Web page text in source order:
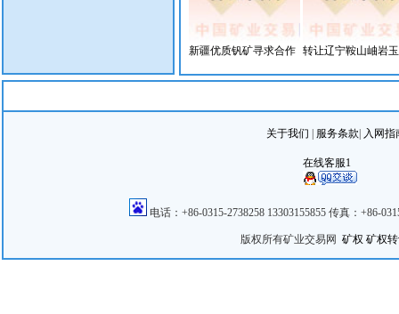
新疆优质钒矿寻求合作 转让辽宁鞍山岫岩
关于我们 服务条款 入网指
在线客服1
电话：+86-0315-2738258 13303155855 传真：+86-
版权所有矿业交易网矿权 矿权